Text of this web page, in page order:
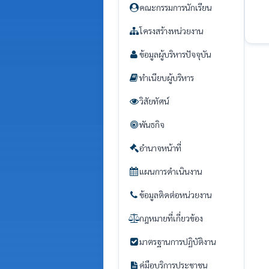
คณะกรรมการนักเรียน
โครงสร้างหน่วยงาน
ข้อมูลผู้บริหารปัจจุบัน
ทำเนียบผู้บริหาร
วิสัยทัศน์
พันธกิจ
อำนาจหน้าที่
แผนการดำเนินงาน
ข้อมูลติดต่อหน่วยงาน
กฎหมายที่เกี่ยวข้อง
มาตรฐานการปฏิบัติงาน
คู่มือบริการประชาชน